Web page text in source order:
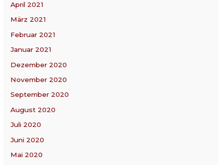
April 2021
März 2021
Februar 2021
Januar 2021
Dezember 2020
November 2020
September 2020
August 2020
Juli 2020
Juni 2020
Mai 2020